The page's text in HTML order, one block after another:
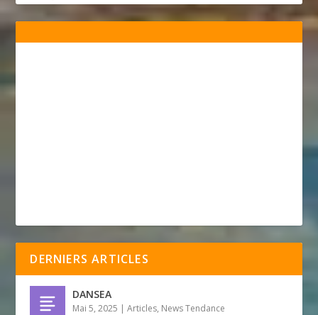
DERNIERS ARTICLES
DANSEA
Mai 5, 2025 |Articles, News Tendance